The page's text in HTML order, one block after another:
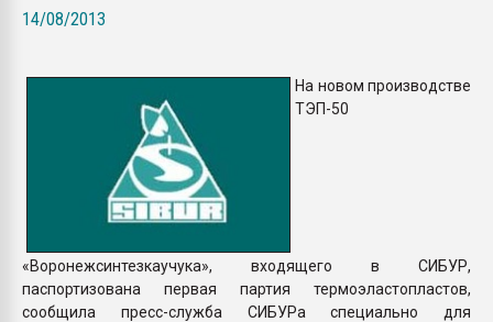
14/08/2013
На новом производстве
ТЭП-50
«Воронежсинтезкаучука», входящего в СИБУР,
паспортизована первая партия термоэластопластов,
сообщила пресс-служба СИБУРа специально для